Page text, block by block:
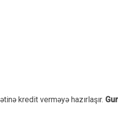
kredit verməyə hazırlaşır.